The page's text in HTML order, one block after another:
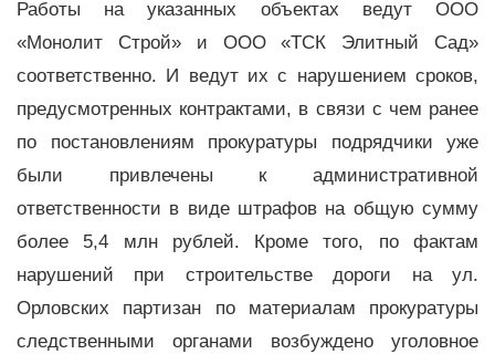
Работы на указанных объектах ведут ООО
«Монолит Строй» и ООО «ТСК Элитный Сад»
соответственно. И ведут их с нарушением сроков,
предусмотренных контрактами, в связи с чем ранее
по постановлениям прокуратуры подрядчики уже
были привлечены к административной
ответственности в виде штрафов на общую сумму
более 5,4 млн рублей. Кроме того, по фактам
нарушений при строительстве дороги на ул.
Орловских партизан по материалам прокуратуры
следственными органами возбуждено уголовное